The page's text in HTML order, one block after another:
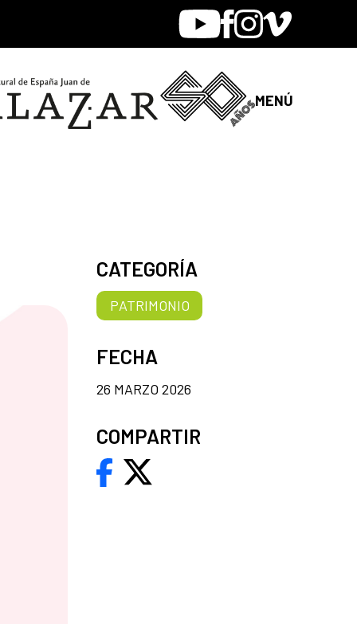
YoutubeFacebook
Instagram
Vimeo
MENÚ
CATEGORÍA
PATRIMONIO
FECHA
26 MARZO 2026
COMPARTIR